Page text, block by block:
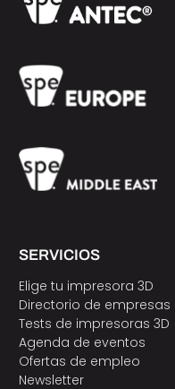
SERVICIOS
Elige tu impresora 3D
Directorio de empresas
Tests de impresoras 3D
Agenda de eventos
Ofertas de empleo
Newsletter